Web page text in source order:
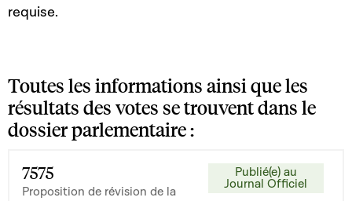
requise.
Toutes les informations ainsi que les
résultats des votes se trouvent dans le
dossier parlementaire :
7575
Proposition de révision de la
Publié(e) au
Journal Officiel